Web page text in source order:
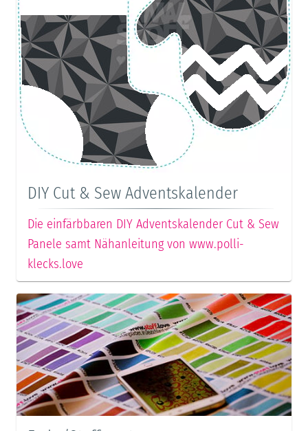
DIY Cut & Sew Adventskalender
Die einfärbbaren DIY Adventskalender Cut & Sew
Panele samt Nähanleitung von www.polli-
klecks.love